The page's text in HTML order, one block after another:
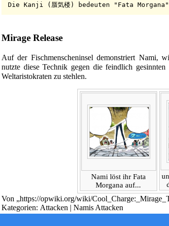
Die Kanji (蜃気楼) bedeuten "Fata
Mirage Release
Auf der Fischmenscheninsel demonstriert Nami,
nutzte diese Technik gegen die feindlich
Weltaristokraten zu stehlen.
Nami löst ihr Fata
Morgana auf...
Von „https://opwiki.org/wiki/
Kategorien: Attacken | Namis Attacken
Diese Seite wurde zuletzt am 15. Oktober 2022
Computer-Base.
Datenschutz-Optionen